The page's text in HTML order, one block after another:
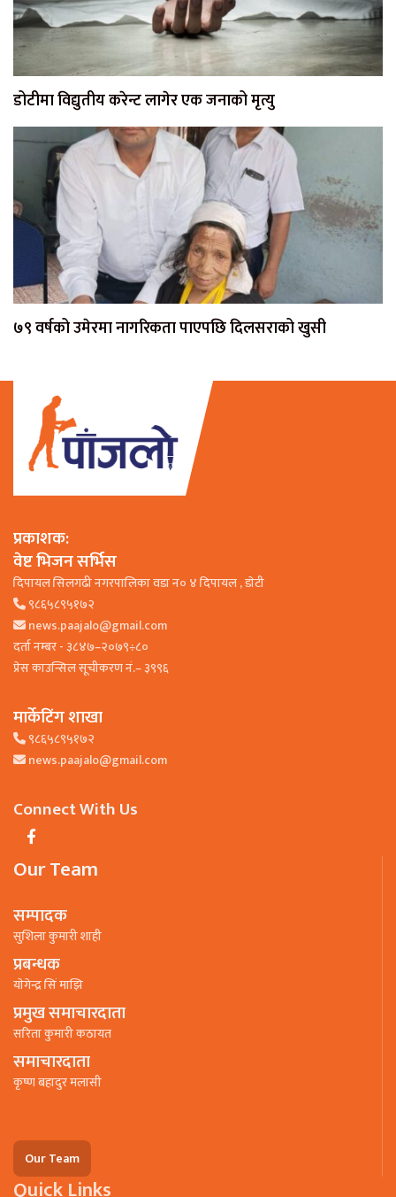
डोटीमा विद्युतीय करेन्ट लागेर एक जनाको मृत्यु
७९ वर्षको उमेरमा नागरिकता पाएपछि दिलसराको खुसी
प्रकाशक:
वेष्ट भिजन सर्भिस
दिपायल सिलगढी नगरपालिका वडा न० ४ दिपायल , डाेटी
९८६५८९५१७२
news.paajalo@gmail.com
दर्ता नम्बर - ३८४७–२०७९÷८०
प्रेस काउन्सिल सूचीकरण नं.– ३९९६
मार्केटिंग शाखा
९८६५८९५१७२
news.paajalo@gmail.com
Connect With Us
Our Team
सम्पादक
सुशिला कुमारी शाही
प्रबन्धक
याेगेन्द्र सिं माझि
प्रमुख समाचारदाता
सरिता कुमारी कठायत
समाचारदाता
कृष्ण बहादुर मलासी
Our Team
Quick Links